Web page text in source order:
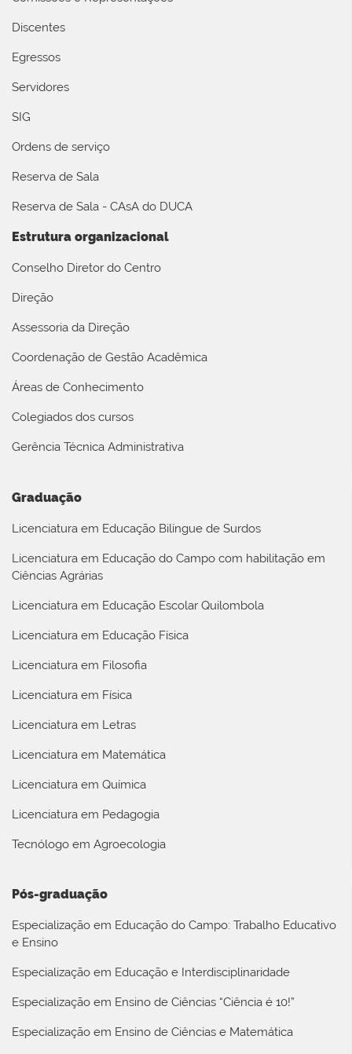
Discentes
Egressos
Servidores
SIG
Ordens de serviço
Reserva de Sala
Reserva de Sala - CAsA do DUCA
Estrutura organizacional
Conselho Diretor do Centro
Direção
Assessoria da Direção
Coordenação de Gestão Acadêmica
Áreas de Conhecimento
Colegiados dos cursos
Gerência Técnica Administrativa
Graduação
Licenciatura em Educação Bilíngue de Surdos
Licenciatura em Educação do Campo com habilitação em
Ciências Agrárias
Licenciatura em Educação Escolar Quilombola
Licenciatura em Educação Física
Licenciatura em Filosofia
Licenciatura em Física
Licenciatura em Letras
Licenciatura em Matemática
Licenciatura em Química
Licenciatura em Pedagogia
Tecnólogo em Agroecologia
Pós-graduação
Especialização em Educação do Campo: Trabalho Educativo
e Ensino
Especialização em Educação e Interdisciplinaridade
Especialização em Ensino de Ciências “Ciência é 10!”
Especialização em Ensino de Ciências e Matemática